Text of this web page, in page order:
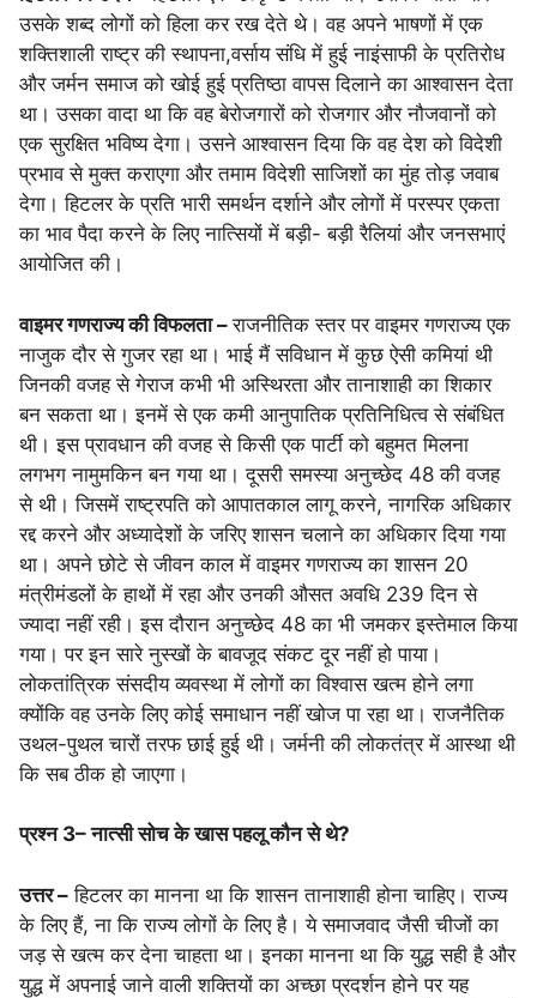
उसके शब्द लोगों को हिला कर रख देते थे। वह अपने भाषणों में एक
शक्तिशाली राष्ट्र की स्थापना,वर्साय संधि में हुई नाइंसाफी के प्रतिरोध
और जर्मन समाज को खोई हुई प्रतिष्ठा वापस दिलाने का आश्वासन देता
था। उसका वादा था कि वह बेरोजगारों को रोजगार और नौजवानों को
एक सुरक्षित भविष्य देगा। उसने आश्वासन दिया कि वह देश को विदेशी
प्रभाव से मुक्त कराएगा और तमाम विदेशी साजिशों का मुंह तोड़ जवाब
देगा। हिटलर के प्रति भारी समर्थन दर्शाने और लोगों में परस्पर एकता
का भाव पैदा करने के लिए नात्सियों में बड़ी- बड़ी रैलियां और जनसभाएं
आयोजित की।
वाइमर गणराज्य की विफलता –राजनीतिक स्तर पर वाइमर गणराज्य एक
नाजुक दौर से गुजर रहा था। भाई मैं सविधान में कुछ ऐसी कमियां थी
जिनकी वजह से गेराज कभी भी अस्थिरता और तानाशाही का शिकार
बन सकता था। इनमें से एक कमी आनुपातिक प्रतिनिधित्व से संबंधित
थी। इस प्रावधान की वजह से किसी एक पार्टी को बहुमत मिलना
लगभग नामुमकिन बन गया था। दूसरी समस्या अनुच्छेद 48 की वजह
से थी। जिसमें राष्ट्रपति को आपातकाल लागू करने, नागरिक अधिकार
रद्द करने और अध्यादेशों के जरिए शासन चलाने का अधिकार दिया गया
था। अपने छोटे से जीवन काल में वाइमर गणराज्य का शासन 20
मंत्रीमंडलों के हाथों में रहा और उनकी औसत अवधि 239 दिन से
ज्यादा नहीं रही। इस दौरान अनुच्छेद 48 का भी जमकर इस्तेमाल किया
गया। पर इन सारे नुस्खों के बावजूद संकट दूर नहीं हो पाया।
लोकतांत्रिक संसदीय व्यवस्था में लोगों का विश्वास खत्म होने लगा
क्योंकि वह उनके लिए कोई समाधान नहीं खोज पा रहा था। राजनैतिक
उथल-पुथल चारों तरफ छाई हुई थी। जर्मनी की लोकतंत्र में आस्था थी
कि सब ठीक हो जाएगा।
प्रश्न 3–नात्सी सोच के खास पहलू कौन से थे?
उत्तर – हिटलर का मानना था कि शासन तानाशाही होना चाहिए। राज्य
के लिए हैं, ना कि राज्य लोगों के लिए है। ये समाजवाद जैसी चीजों का
जड़ से खत्म कर देना चाहता था। इनका मानना था कि युद्ध सही है और
युद्ध में अपनाई जाने वाली शक्तियों का अच्छा प्रदर्शन होने पर यह